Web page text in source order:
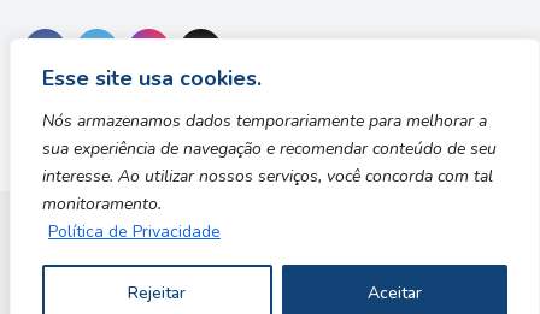
Esse site usa cookies.
Nós armazenamos dados temporariamente para melhorar a
sua experiência de navegação e recomendar conteúdo de seu
interesse. Ao utilizar nossos serviços, você concorda com tal
monitoramento.
Política de Privacidade
Rejeitar Aceitar
Copyright © 2026 | Desenvolvido por Safe Zone